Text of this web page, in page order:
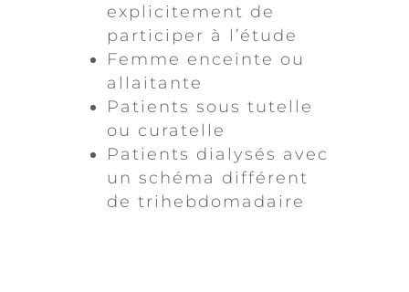
explicitement de
participer à l’étude
Femme enceinte ou
allaitante
Patients sous tutelle
ou curatelle
Patients dialysés avec
un schéma différent
de trihebdomadaire